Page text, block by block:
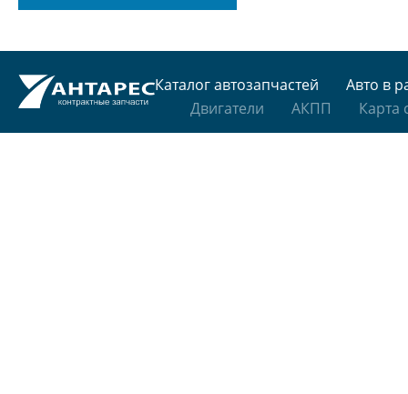
Каталог автозапчастей
Авто в
Двигатели
АКПП Карта